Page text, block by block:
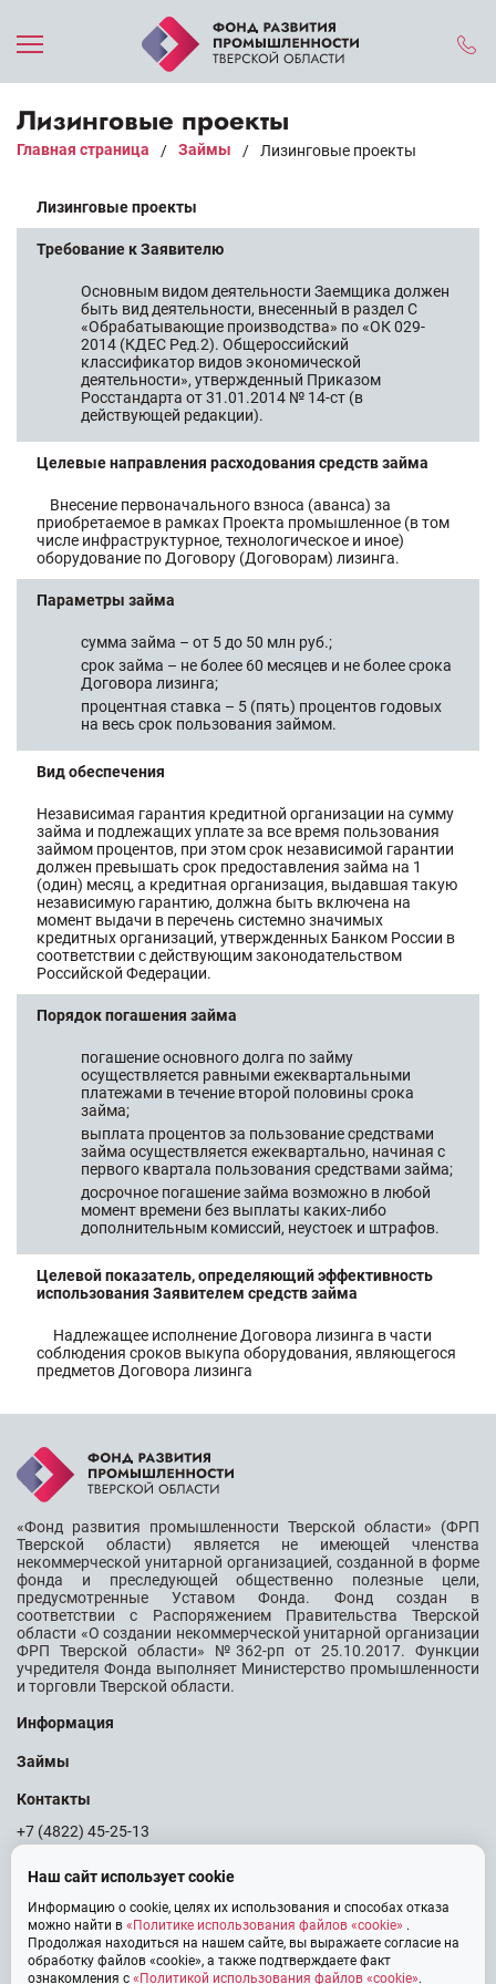
Лизинговые проекты
Главная страница / Займы / Лизинговые проекты
Лизинговые проекты
Требование к Заявителю
Основным видом деятельности Заемщика должен
быть вид деятельности, внесенный в раздел С
«Обрабатывающие производства» по «ОК 029-
2014 (КДЕС Ред.2). Общероссийский
классификатор видов экономической
деятельности», утвержденный Приказом
Росстандарта от 31.01.2014 № 14-ст (в
действующей редакции).
Целевые направления расходования средств займа
Внесение первоначального взноса (аванса) за
приобретаемое в рамках Проекта промышленное (в том
числе инфраструктурное, технологическое и иное)
оборудование по Договору (Договорам) лизинга.
Параметры займа
сумма займа – от 5 до 50 млн руб.;
срок займа – не более 60 месяцев и не более срока
Договора лизинга;
процентная ставка – 5 (пять) процентов годовых
на весь срок пользования займом.
Вид обеспечения
Независимая гарантия кредитной организации на сумму
займа и подлежащих уплате за все время пользования
займом процентов, при этом срок независимой гарантии
должен превышать срок предоставления займа на 1
(один) месяц, а кредитная организация, выдавшая такую
независимую гарантию, должна быть включена на
момент выдачи в перечень системно значимых
кредитных организаций, утвержденных Банком России в
соответствии с действующим законодательством
Российской Федерации.
Порядок погашения займа
погашение основного долга по займу
осуществляется равными ежеквартальными
платежами в течение второй половины срока
займа;
выплата процентов за пользование средствами
займа осуществляется ежеквартально, начиная с
первого квартала пользования средствами займа;
досрочное погашение займа возможно в любой
момент времени без выплаты каких-либо
дополнительным комиссий, неустоек и штрафов.
Целевой показатель, определяющий эффективность
использования Заявителем средств займа
Надлежащее исполнение Договора лизинга в части
соблюдения сроков выкупа оборудования, являющегося
предметов Договора лизинга
«Фонд развития промышленности Тверской области» (ФРП
Тверской области) является не имеющей членства
некоммерческой унитарной организацией, созданной в форме
фонда и преследующей общественно полезные цели,
предусмотренные Уставом Фонда. Фонд создан в
соответствии с Распоряжением Правительства Тверской
области «О создании некоммерческой унитарной организации
ФРП Тверской области» №362-рп от 25.10.2017. Функции
учредителя Фонда выполняет Министерство промышленности
и торговли Тверской области.
Информация
Займы
Контакты
+7 (4822) 45-25-13
Тверь, Проспект Победы, дом 14, Центр «Мой бизнес»
Наш сайт использует cookie
Информацию о cookie, целях их использования и способах отказа
можно найти в «Политике использования файлов «cookie» .
Продолжая находиться на нашем сайте, вы выражаете согласие на
обработку файлов «cookie», а также подтверждаете факт
ознакомления с «Политикой использования файлов «cookie».